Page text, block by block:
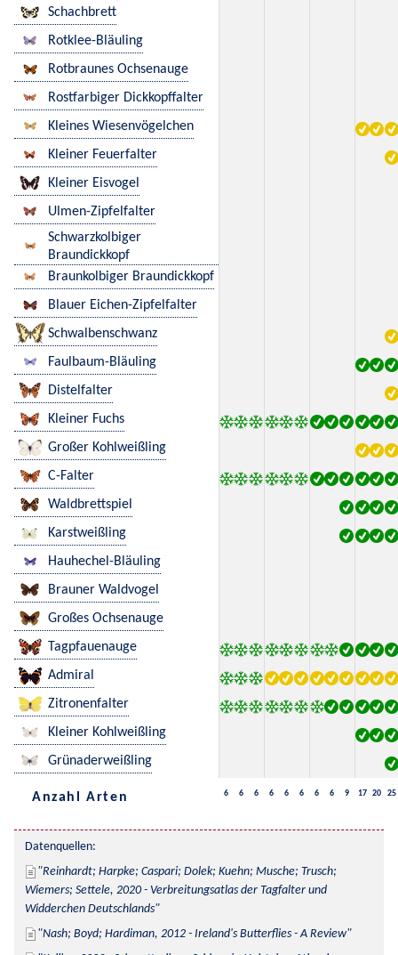
Schachbrett
Rotklee-Bläuling
Rotbraunes Ochsenauge
Rostfarbiger Dickkopffalter
Kleines Wiesenvögelchen
Kleiner Feuerfalter
Kleiner Eisvogel
Ulmen-Zipfelfalter
Schwarzkolbiger
Braundickkopf
Braunkolbiger Braundickkopf
Blauer Eichen-Zipfelfalter
Schwalbenschwanz
Faulbaum-Bläuling
Distelfalter
Kleiner Fuchs
Großer Kohlweißling
C-Falter
Waldbrettspiel
Karstweißling
Hauhechel-Bläuling
Brauner Waldvogel
Großes Ochsenauge
Tagpfauenauge
Admiral
Zitronenfalter
Kleiner Kohlweißling
Grünaderweißling
Anzahl Arten 6 6 6 6 6 6 6 6 9 17 20 25
Datenquellen:
Reinhardt; Harpke; Caspari; Dolek; Kuehn; Musche; Trusch;
Wiemers; Settele, 2020 - Verbreitungsatlas der Tagfalter und
Widderchen Deutschlands
Nash; Boyd; Hardiman, 2012 - Ireland's Butterflies - A Review